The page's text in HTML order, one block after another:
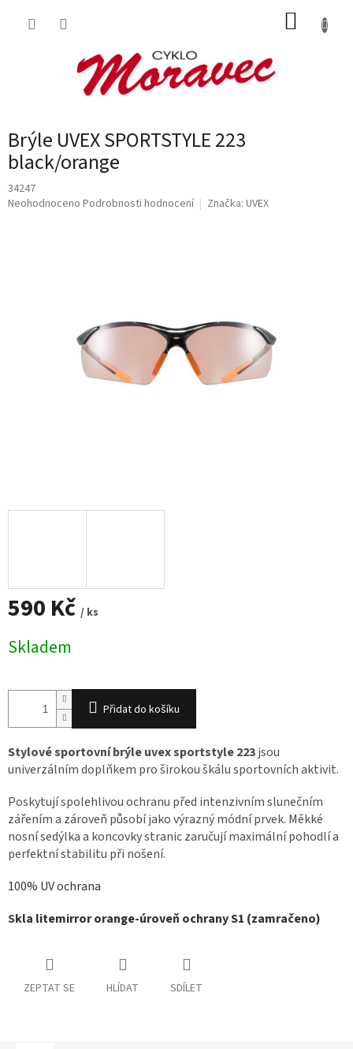
Brýle UVEX SPORTSTYLE 223
black/orange
34247
Průměrné
Neohodnoceno Podrobnosti hodnocení Značka: UVEX
590 Kč / ks
cena:
Skladem
Přidat do košíku
Stylové sportovní brýle uvex sportstyle 223jsou
univerzálním doplňkem pro širokou škálu sportovních aktivit.
Poskytují spolehlivou ochranu před intenzivním slunečním
zářením a zároveň působí jako výrazný módní prvek. Měkké
nosní sedýlka a koncovky stranic zaručují maximální pohodlí a
perfektní stabilitu při nošení.
100% UV ochrana
Skla litemirror orange-úroveň ochrany S1 (zamračeno)
ZEPTAT SE HLÍDAT SDÍLET